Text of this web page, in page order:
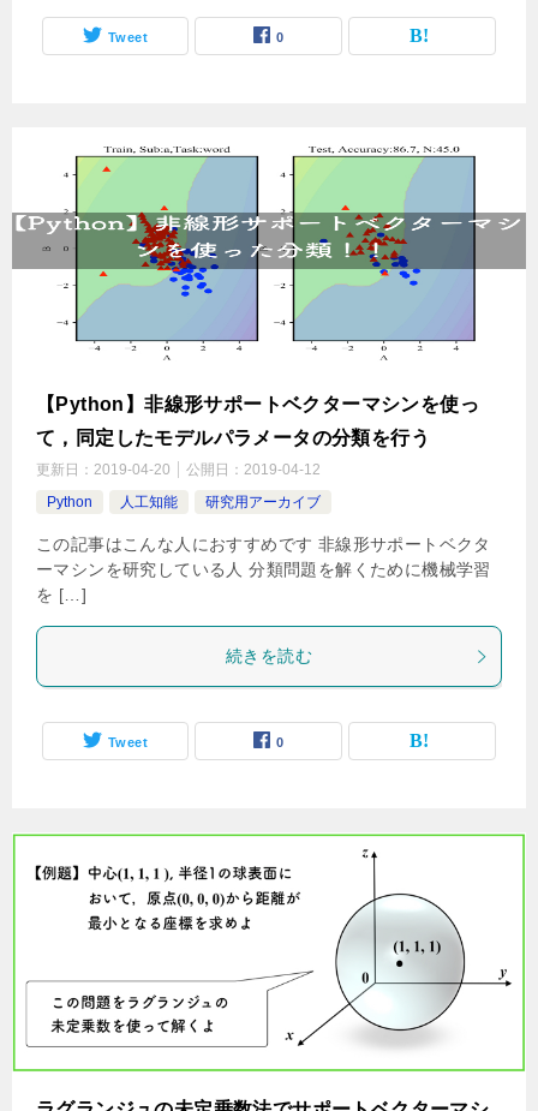
Tweet 0
【Python】非線形サポートベクターマシンを使っ
て，同定したモデルパラメータの分類を行う
更新日： 2019-04-20 公開日： 2019-04-12
Python
人工知能 研究用アーカイブ
この記事はこんな人におすすめです 非線形サポートベクタ
ーマシンを研究している人 分類問題を解くために機械学習
を […]
続きを読む
Tweet 0